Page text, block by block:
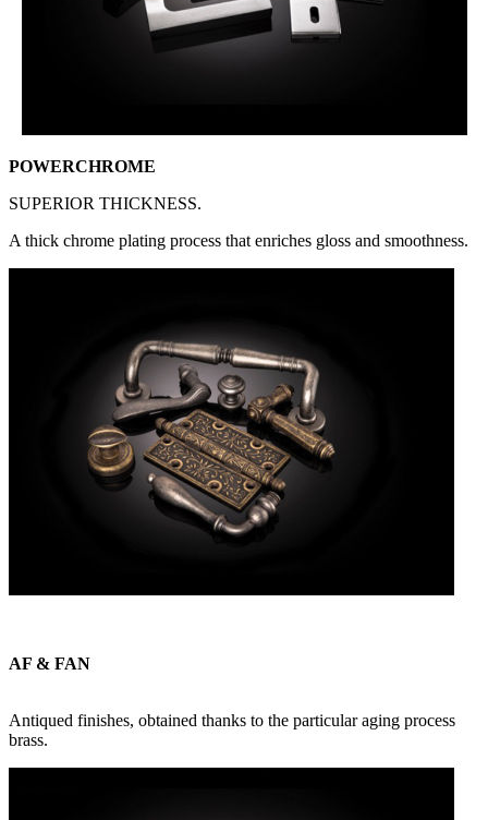
POWERCHROME
SUPERIOR THICKNESS.
A thick chrome plating process that enriches gloss and smoothness.
AF & FAN
Antiqued finishes, obtained thanks to the particular aging process
brass.